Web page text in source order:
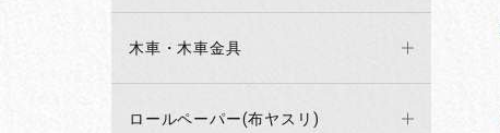
木車・木車金具
ロールペーパー(布ヤスリ)